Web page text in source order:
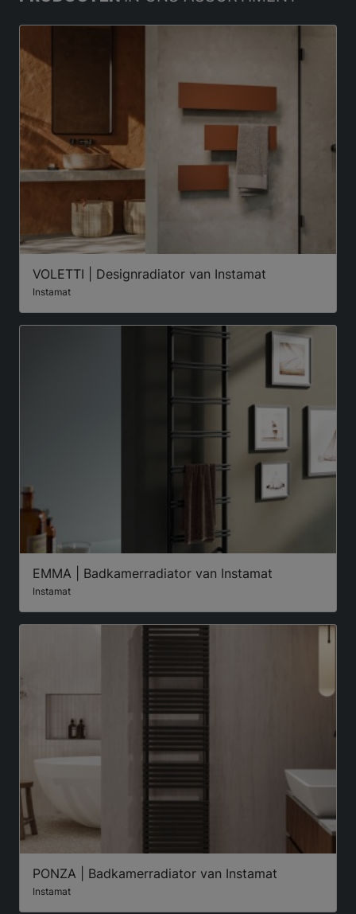
VOLETTI | Designradiator van Instamat
Instamat
EMMA | Badkamerradiator van Instamat
Instamat
PONZA | Badkamerradiator van Instamat
Instamat